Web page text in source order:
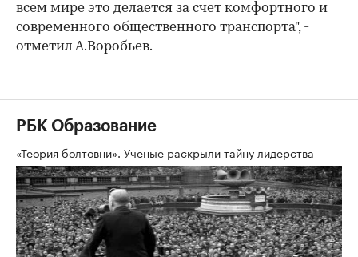
всем мире это делается за счет комфортного и
современного общественного транспорта", -
отметил А.Воробьев.
РБК Образование
«Теория болтовни». Ученые раскрыли тайну лидерства